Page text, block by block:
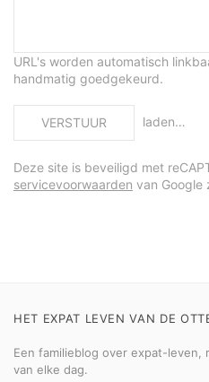
URL's worden automatisch
handmatig goedgekeurd.
VERSTUUR laden…
Deze site is beveiligd met
servicevoorwaarden van Google
HET EXPAT LEVEN VAN DE
Een familieblog over expat-
van elke dag.